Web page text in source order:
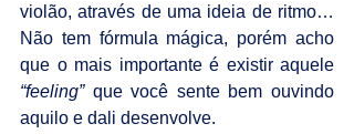
violão, através de uma ideia de ritmo…
Não tem fórmula mágica, porém acho
“feeling” que você sente bem ouvindo
aquilo e dali desenvolve.